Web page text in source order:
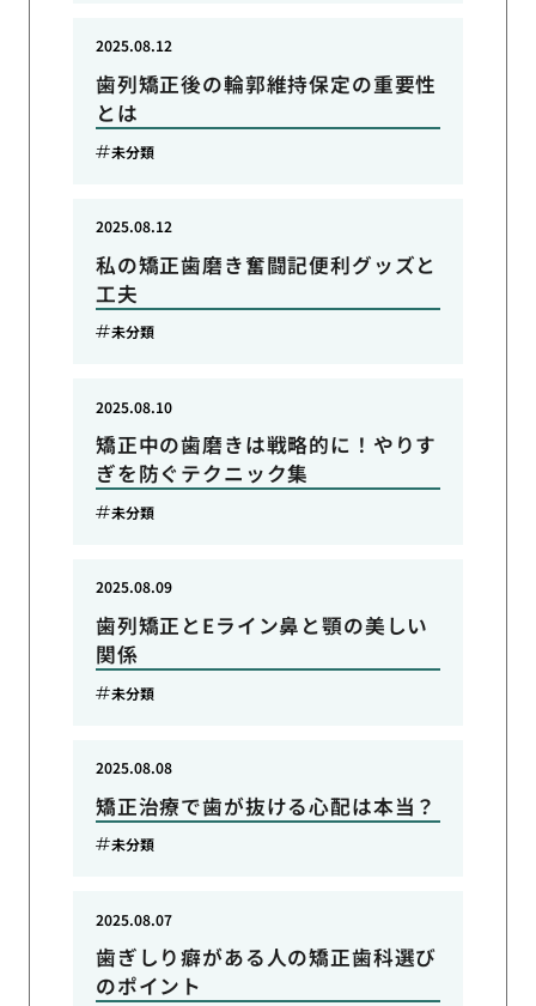
歯列矯正後の輪郭維持保定の重要性
とは
2025.08.12
未分類
私の矯正歯磨き奮闘記便利グッズと
工夫
2025.08.12
未分類
矯正中の歯磨きは戦略的に！やりす
ぎを防ぐテクニック集
2025.08.10
未分類
歯列矯正とEライン鼻と顎の美しい
関係
2025.08.09
未分類
矯正治療で歯が抜ける心配は本当？
2025.08.08
未分類
歯ぎしり癖がある人の矯正歯科選び
のポイント
2025.08.07